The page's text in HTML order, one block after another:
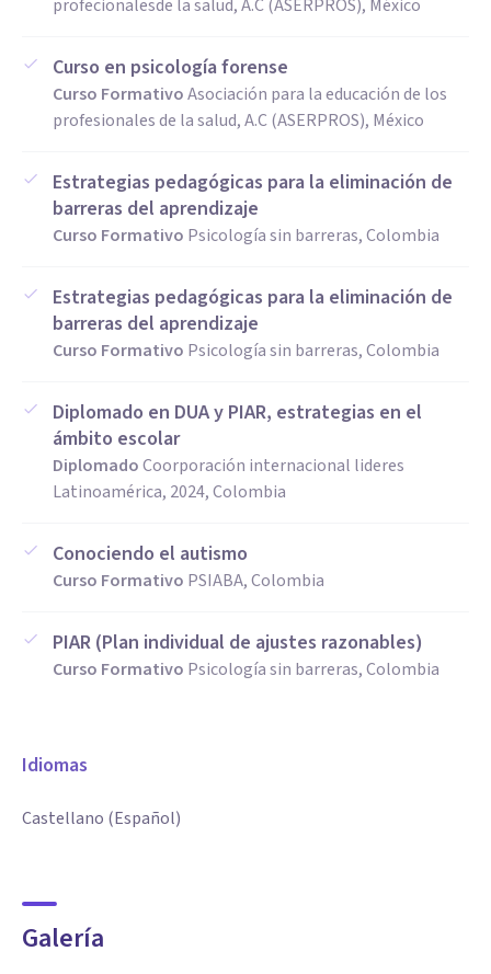
profecionalesde la salud, A.C (ASERPROS), México
Curso en psicología forense
Curso FormativoAsociación para la educación de los
profesionales de la salud, A.C (ASERPROS), México
Estrategias pedagógicas para la eliminación de
barreras del aprendizaje
Curso Formativo Psicología sin barreras, Colombia
Estrategias pedagógicas para la eliminación de
barreras del aprendizaje
Curso Formativo Psicología sin barreras, Colombia
Diplomado en DUA y PIAR, estrategias en el
ámbito escolar
DiplomadoCoorporación internacional lideres
Latinoamérica, 2024, Colombia
Conociendo el autismo
Curso Formativo PSIABA, Colombia
PIAR (Plan individual de ajustes razonables)
Curso Formativo Psicología sin barreras, Colombia
Idiomas
Castellano (Español)
Galería